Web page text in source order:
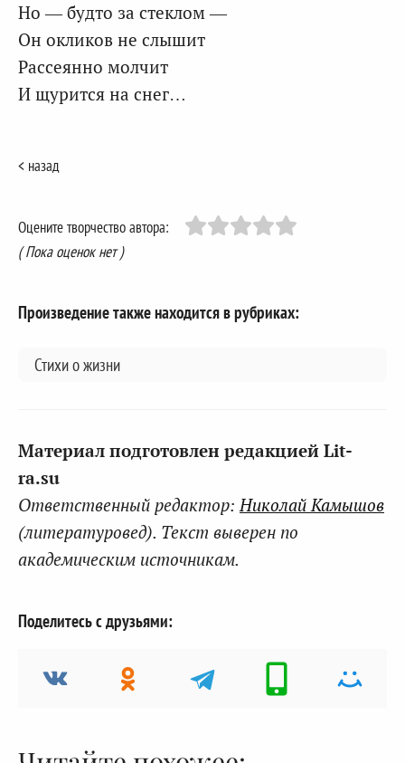
Но — будто за стеклом —
Он окликов не слышит
Рассеянно молчит
И щурится на снег…
< назад
Оцените творчество автора:
( Пока оценок нет )
Произведение также находится в рубриках:
Стихи о жизни
Материал подготовлен редакцией Lit-
ra.su
Ответственный редактор:Николай Камышов
(литературовед). Текст выверен по
академическим источникам.
Поделитесь с друзьями: